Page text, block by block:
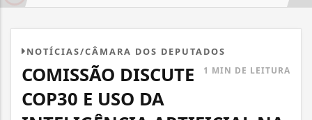
NOTÍCIAS/CÂMARA DOS DEPUTADOS
1 MIN DE LEITURA
COMISSÃO DISCUTE
COP30 E USO DA